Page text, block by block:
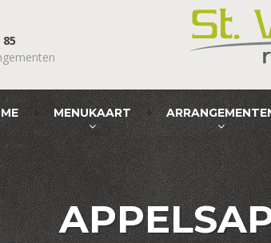
MENUKAART